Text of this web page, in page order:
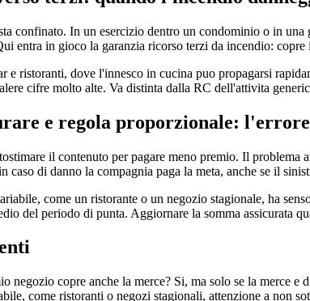
confinato. In un esercizio dentro un condominio o in
entra in gioco la garanzia ricorso terzi da incendio:
e ristoranti, dove l'innesco in cucina puo propagarsi
cifre molto alte. Va distinta dalla RC dell'attivita
e regola proporzionale:
il contenuto per pagare meno premio. Il
caso di danno la compagnia paga la meta, anche se il
come un ristorante o un negozio stagionale, ha
del periodo di punta. Aggiornare la somma assicurata
negozio copre anche la merce? Si, ma solo se la merce
come ristoranti o negozi stagionali, attenzione a non